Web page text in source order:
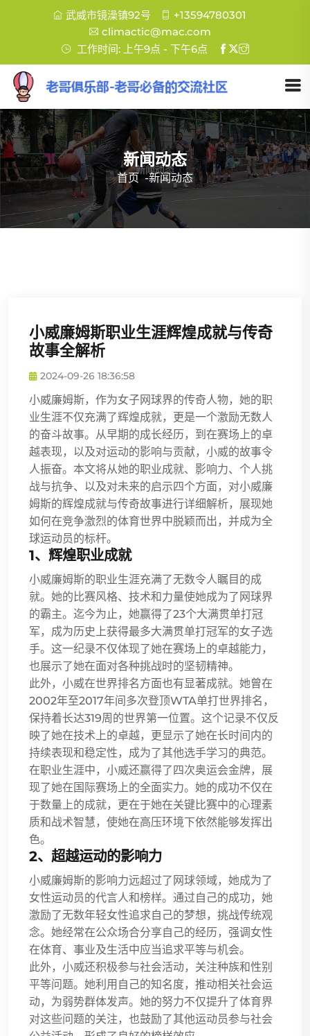
武威市镜澡镇92号
+13594780301
climactic@mac.com
工作时间: 上午9点 - 下午6点
新闻动态
首页 -新闻动态
小威廉姆斯职业生涯辉煌成就与传奇
故事全解析
2024-09-26 18:36:58
小威廉姆斯，作为女子网球界的传奇人物，她的职
业生涯不仅充满了辉煌成就，更是一个激励无数人
的奋斗故事。从早期的成长经历，到在赛场上的卓
越表现，以及对运动的影响与贡献，小威的故事令
人振奋。本文将从她的职业成就、影响力、个人挑
战与抗争、以及对未来的启示四个方面，对小威廉
姆斯的辉煌成就与传奇故事进行详细解析，展现她
如何在竞争激烈的体育世界中脱颖而出，并成为全
球运动员的标杆。
1、辉煌职业成就
小威廉姆斯的职业生涯充满了无数令人瞩目的成
就。她的比赛风格、技术和力量使她成为了网球界
的霸主。迄今为止，她赢得了23个大满贯单打冠
军，成为历史上获得最多大满贯单打冠军的女子选
手。这一纪录不仅体现了她在赛场上的卓越能力，
也展示了她在面对各种挑战时的坚韧精神。
此外，小威在世界排名方面也有显著成就。她曾在
2002年至2017年间多次登顶WTA单打世界排名，
保持着长达319周的世界第一位置。这个记录不仅反
映了她在技术上的卓越，更显示了她在长时间内的
持续表现和稳定性，成为了其他选手学习的典范。
在职业生涯中，小威还赢得了四次奥运会金牌，展
现了她在国际赛场上的全面实力。她的成功不仅在
于数量上的成就，更在于她在关键比赛中的心理素
质和战术智慧，使她在高压环境下依然能够发挥出
色。
2、超越运动的影响力
小威廉姆斯的影响力远超过了网球领域，她成为了
女性运动员的代言人和榜样。通过自己的成功，她
激励了无数年轻女性追求自己的梦想，挑战传统观
念。她经常在公众场合分享自己的经历，强调女性
在体育、事业及生活中应当追求平等与机会。
此外，小威还积极参与社会活动，关注种族和性别
平等问题。她利用自己的知名度，推动相关社会运
动，为弱势群体发声。她的努力不仅提升了体育界
对这些问题的关注，也鼓励了其他运动员参与社会